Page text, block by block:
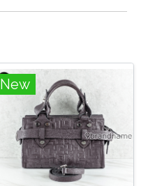
New